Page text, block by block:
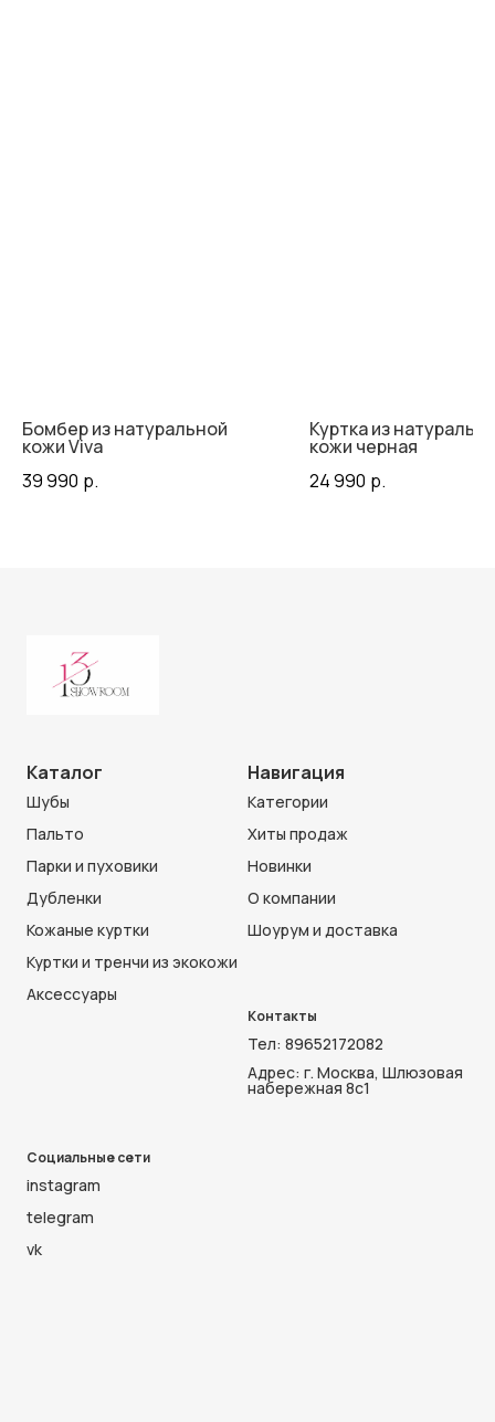
Бомбер из натуральной
кожи Viva
39 990 р.
Куртка из
кожи черная
24 990 р.
Каталог
Шубы
Пальто
Парки и пуховики
Дубленки
Кожаные куртки
Куртки и тренчи из экокожи
Аксессуары
Навигация
Категории
Хиты продаж
Новинки
О компании
Шоурум и доставка
Контакты
Тел: 89652172082
Адрес: г. Москва, Шлюзовая
набережная 8с1
Социальные сети
instagram
telegram
vk